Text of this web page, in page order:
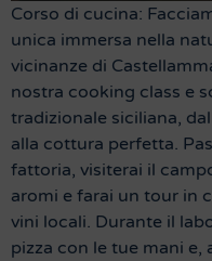
Corso di cucina:
unica immersa nella
vicinanze di
nostra cooking class e
tradizionale siciliana,
alla cottura perfetta.
fattoria, visiterai il
aromi e farai un tour in
vini locali. Durante il
pizza con le tue mani e,